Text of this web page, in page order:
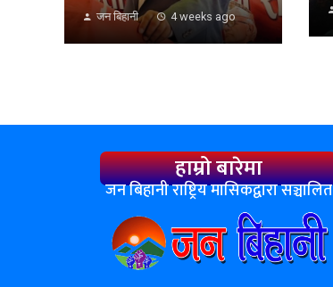
जन बिहानी 4 weeks ago
हाम्रो बारेमा
जन बिहानी राष्ट्रिय मासिकद्वारा सञ्चालित